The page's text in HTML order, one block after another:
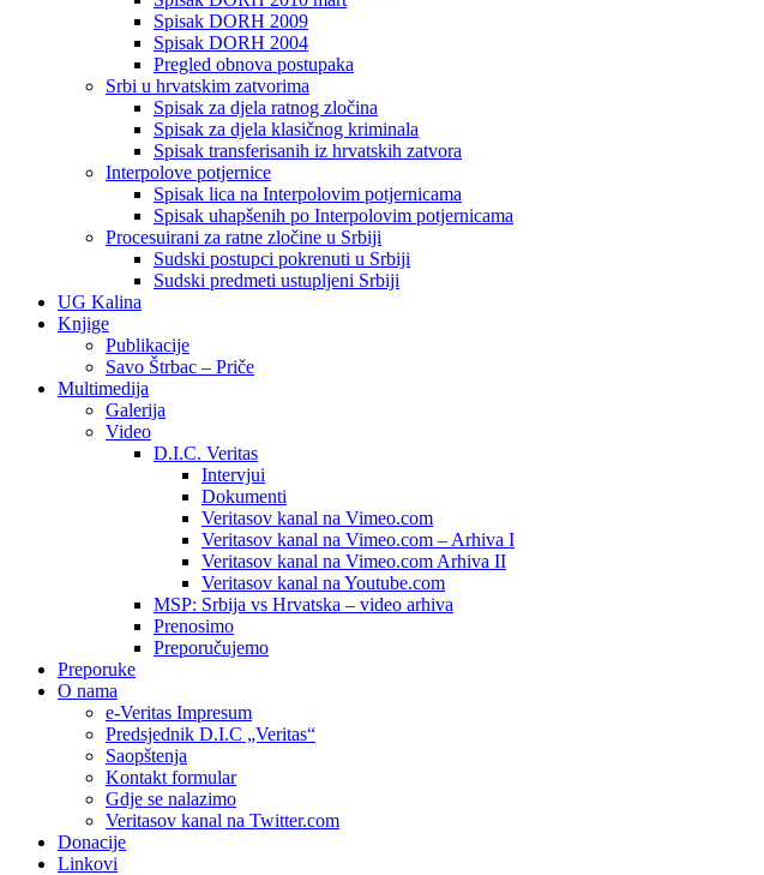
Spisak DORH 2009
Spisak DORH 2004
Pregled obnova postupaka
Srbi u hrvatskim zatvorima
Spisak za djela ratnog zločina
Spisak za djela klasičnog kriminala
Spisak transferisanih iz hrvatskih zatvora
Interpolove potjernice
Spisak lica na Interpolovim potjernicama
Spisak uhapšenih po Interpolovim potjernicama
Procesuirani za ratne zločine u Srbiji
Sudski postupci pokrenuti u Srbiji
Sudski predmeti ustupljeni Srbiji
UG Kalina
Knjige
Publikacije
Savo Štrbac – Priče
Multimedija
Galerija
Video
D.I.C. Veritas
Intervjui
Dokumenti
Veritasov kanal na Vimeo.com
Veritasov kanal na Vimeo.com – Arhiva I
Veritasov kanal na Vimeo.com Arhiva II
Veritasov kanal na Youtube.com
MSP: Srbija vs Hrvatska – video arhiva
Prenosimo
Preporučujemo
Preporuke
O nama
e-Veritas Impresum
Predsjednik D.I.C „Veritas“
Saopštenja
Kontakt formular
Gdje se nalazimo
Veritasov kanal na Twitter.com
Donacije
Linkovi